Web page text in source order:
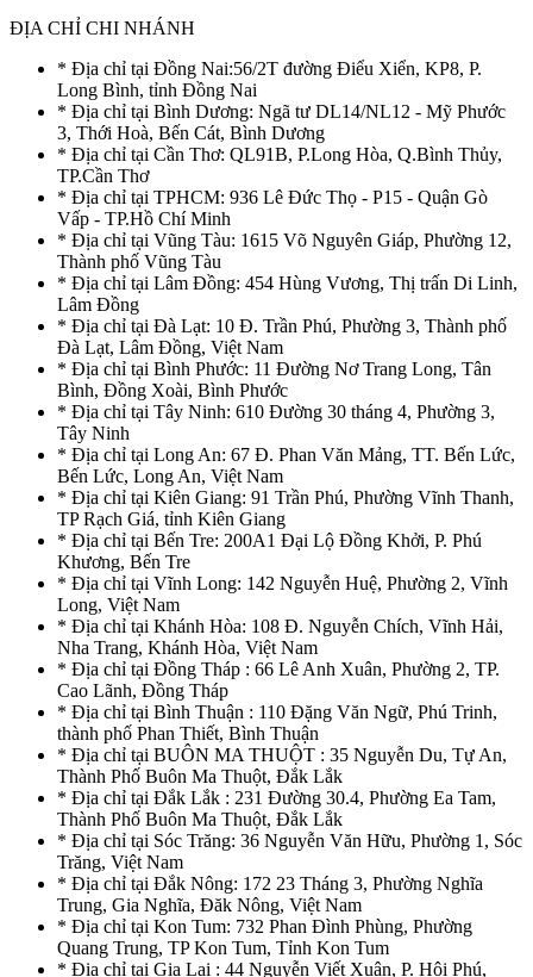
ĐỊA CHỈ CHI NHÁNH
* Địa chỉ tại Đồng Nai:56/2T đường Điểu Xiển, KP8, P.
Long Bình, tỉnh Đồng Nai
* Địa chỉ tại Bình Dương: Ngã tư DL14/NL12 - Mỹ Phước
3, Thới Hoà, Bến Cát, Bình Dương
* Địa chỉ tại Cần Thơ: QL91B, P.Long Hòa, Q.Bình Thủy,
TP.Cần Thơ
* Địa chỉ tại TPHCM: 936 Lê Đức Thọ - P15 - Quận Gò
Vấp - TP.Hồ Chí Minh
* Địa chỉ tại Vũng Tàu: 1615 Võ Nguyên Giáp, Phường 12,
Thành phố Vũng Tàu
* Địa chỉ tại Lâm Đồng: 454 Hùng Vương, Thị trấn Di Linh,
Lâm Đồng
* Địa chỉ tại Đà Lạt: 10 Đ. Trần Phú, Phường 3, Thành phố
Đà Lạt, Lâm Đồng, Việt Nam
* Địa chỉ tại Bình Phước: 11 Đường Nơ Trang Long, Tân
Bình, Đồng Xoài, Bình Phước
* Địa chỉ tại Tây Ninh: 610 Đường 30 tháng 4, Phường 3,
Tây Ninh
* Địa chỉ tại Long An: 67 Đ. Phan Văn Mảng, TT. Bến Lức,
Bến Lức, Long An, Việt Nam
* Địa chỉ tại Kiên Giang: 91 Trần Phú, Phường Vĩnh Thanh,
TP Rạch Giá, tỉnh Kiên Giang
* Địa chỉ tại Bến Tre: 200A1 Đại Lộ Đồng Khởi, P. Phú
Khương, Bến Tre
* Địa chỉ tại Vĩnh Long: 142 Nguyễn Huệ, Phường 2, Vĩnh
Long, Việt Nam
* Địa chỉ tại Khánh Hòa: 108 Đ. Nguyễn Chích, Vĩnh Hải,
Nha Trang, Khánh Hòa, Việt Nam
* Địa chỉ tại Đồng Tháp : 66 Lê Anh Xuân, Phường 2, TP.
Cao Lãnh, Đồng Tháp
* Địa chỉ tại Bình Thuận : 110 Đặng Văn Ngữ, Phú Trinh,
thành phố Phan Thiết, Bình Thuận
* Địa chỉ tại BUÔN MA THUỘT : 35 Nguyễn Du, Tự An,
Thành Phố Buôn Ma Thuột, Đắk Lắk
* Địa chỉ tại Đắk Lắk : 231 Đường 30.4, Phường Ea Tam,
Thành Phố Buôn Ma Thuột, Đắk Lắk
* Địa chỉ tại Sóc Trăng: 36 Nguyễn Văn Hữu, Phường 1, Sóc
Trăng, Việt Nam
* Địa chỉ tại Đắk Nông: 172 23 Tháng 3, Phường Nghĩa
Trung, Gia Nghĩa, Đăk Nông, Việt Nam
* Địa chỉ tại Kon Tum: 732 Phan Đình Phùng, Phường
Quang Trung, TP Kon Tum, Tỉnh Kon Tum
* Địa chỉ tại Gia Lai : 44 Nguyễn Viết Xuân, P. Hội Phú,